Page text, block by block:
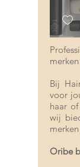
Bij
voor
haar
wij
Oribe